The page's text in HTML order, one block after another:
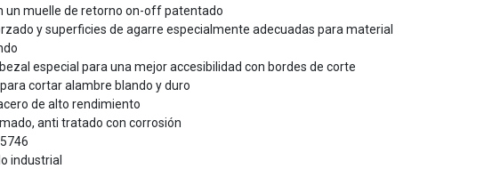
un muelle de retorno on-off patentado
y superficies de agarre especialmente adecuadas para material
especial para una mejor accesibilidad con bordes de corte
cortar alambre blando y duro
de alto rendimiento
anti tratado con corrosión
industrial